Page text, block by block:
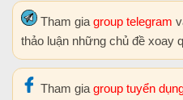
Tham gia group telegram
thảo luận những chủ đề xoay
Tham gia group tuyển